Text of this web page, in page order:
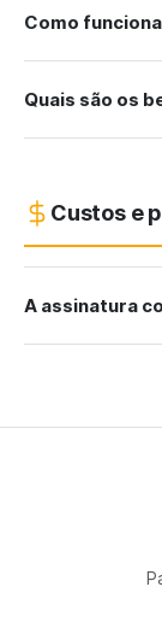
Como
Quais são os
Custos e
A assinatura